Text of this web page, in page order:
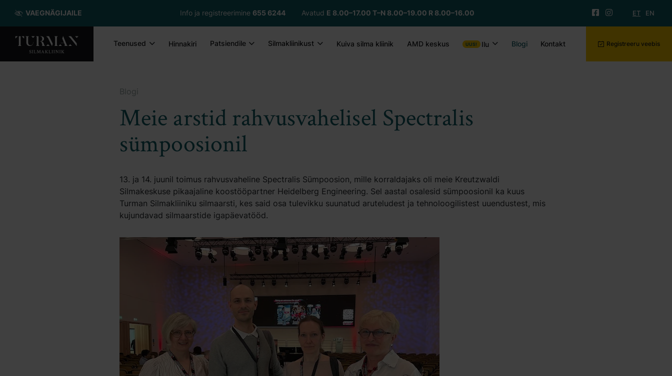
VAEGNÄGIJAILE Info ja registreerimine 655 6244 Avatud E 8.00–17.00 T–N 8.00–19.00 R 8.00–16.00 ET EN
Teenused Hinnakiri Patsiendile Silmakliinikust Kuiva silma kliinik AMD keskus Ilu Blogi Kontakt Registreeru veebis
Blogi
Meie arstid rahvusvahelisel Spectralis
sümpoosionil
13. ja 14. juunil toimus rahvusvaheline Spectralis Sümpoosion, mille korraldajaks oli meie Kreutzwaldi
Silmakeskuse pikaajaline koostööpartner Heidelberg Engineering. Sel aastal osalesid sümpoosionil ka kuus
Turman Silmakliiniku silmaarsti, kes said osa tulevikku suunatud aruteludest ja tehnoloogilistest uuendustest, mis
kujundavad silmaarstide igapäevatööd.